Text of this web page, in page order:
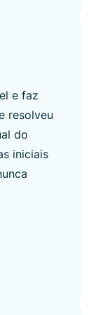
e faz
resolveu
do
iniciais